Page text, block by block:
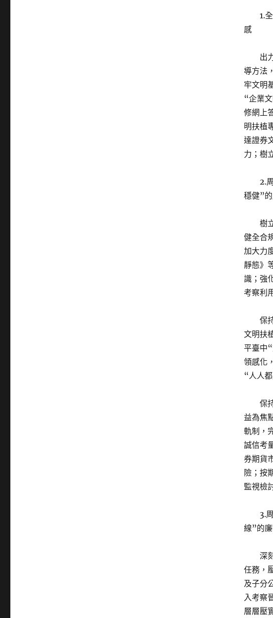
1.
感
出
導方法
牢文明
“企業
修網上
明扶植
達證券
力；樹
2.
穩健”
樹
健全合
加大力
靜態》
識；強
考察利
保
文明扶
平臺中
領感化
“人人
保
益為焦
軌制，
誠信考
券期貨
險；按
監視檢
3.
線”的
深
任務，
及子分
入考察
層層壓